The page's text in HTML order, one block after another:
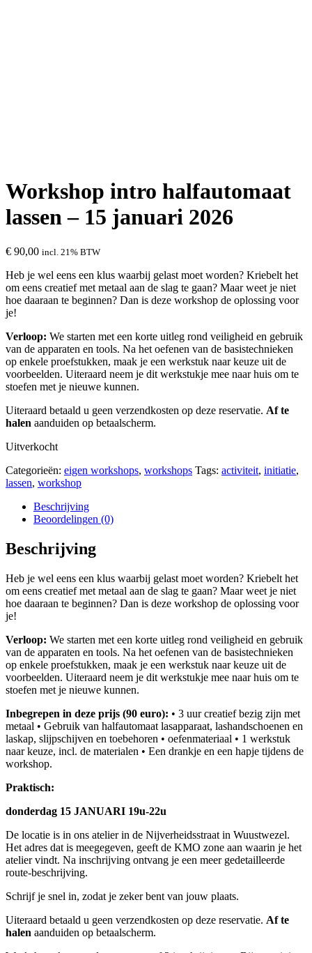
Workshop intro halfautomaat
lassen – 15 januari 2026
€ 90,00 incl. 21% BTW
Heb je wel eens een klus waarbij gelast moet worden? Kriebelt het
om eens creatief met metaal aan de slag te gaan? Maar weet je niet
hoe daaraan te beginnen? Dan is deze workshop de oplossing voor
je!
Verloop: We starten met een korte uitleg rond veiligheid en gebruik
van de apparaten en tools. Na het oefenen van de basistechnieken
op enkele proefstukken, maak je een werkstuk naar keuze uit de
voorbeelden. Uiteraard neem je dit werkstukje mee naar huis om te
stoefen met je nieuwe kunnen.
Uiteraard betaald u geen verzendkosten op deze reservatie. Af te
halen aanduiden op betaalscherm.
Uitverkocht
Categorieën: eigen workshops, workshops Tags: activiteit, initiatie,
lassen, workshop
Beschrijving
Beoordelingen (0)
Beschrijving
Heb je wel eens een klus waarbij gelast moet worden? Kriebelt het
om eens creatief met metaal aan de slag te gaan? Maar weet je niet
hoe daaraan te beginnen? Dan is deze workshop de oplossing voor
je!
Verloop: We starten met een korte uitleg rond veiligheid en gebruik
van de apparaten en tools. Na het oefenen van de basistechnieken
op enkele proefstukken, maak je een werkstuk naar keuze uit de
voorbeelden. Uiteraard neem je dit werkstukje mee naar huis om te
stoefen met je nieuwe kunnen.
Inbegrepen in deze prijs (90 euro): • 3 uur creatief bezig zijn met
metaal • Gebruik van halfautomaat lasapparaat, lashandschoenen en
laskap, slijpschijven en toebehoren • oefenmateriaal • 1 werkstuk
naar keuze, incl. de materialen • Een drankje en een hapje tijdens de
workshop.
Praktisch:
donderdag 15 JANUARI 19u-22u
De locatie is in ons atelier in de Nijverheidsstraat in Wuustwezel.
Het adres dat is meegegeven, geeft de KMO zone aan waarin je het
atelier vindt. Na inschrijving ontvang je een meer gedetailleerde
route-beschrijving.
Schrijf je snel in, zodat je zeker bent van jouw plaats.
Uiteraard betaald u geen verzendkosten op deze reservatie. Af te
halen aanduiden op betaalscherm.